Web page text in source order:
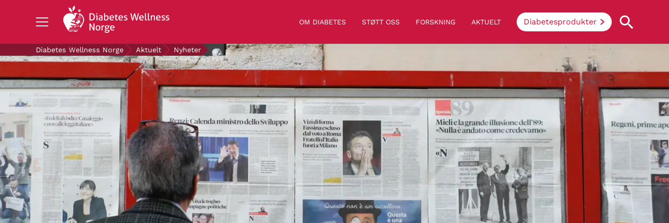
OM DIABETES STØTT OSS FORSKNING AKTUELT Diabetesprodukter
OM DIABETES
STØTT OSS
FORSKNING
AKTUELT
GRATIS DIABETESPRODUKTER
Hva innebærer diabetes
Enkelt sagt så hindrer sykdommen
kroppen i å omdanne sukker og stivelse
fra mat til energi. Når du har diabetes,
greier ikke kroppen å produsere insulin
Search Diabetes Wellness Norge
Diabetes Wellness Norge Aktuelt Nyheter